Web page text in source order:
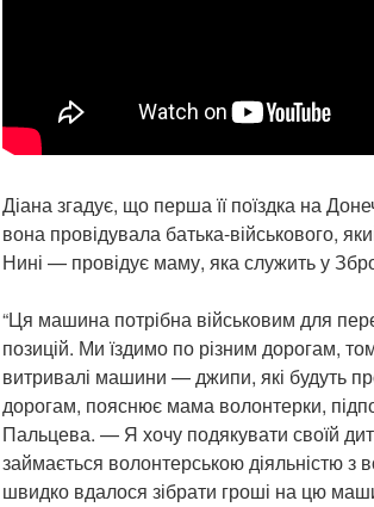
Діана згадує, що перша її поїздка на
вона провідувала батька-військового,
Нині — провідує маму, яка служить у
“Ця машина потрібна військовим для
позицій. Ми їздимо по різним дорогам,
витривалі машини — джипи, які будуть
дорогам, пояснює мама волонтерки,
Пальцева. — Я хочу подякувати своїй
займається волонтерською діяльністю з
швидко вдалося зібрати гроші на цю